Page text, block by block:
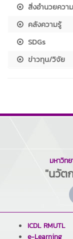
สิ่งอำนวยควา
คลังความรู้
SDGs
ข่าวทุน/วิจัย
มหาวิท
"นวัต
ICDL RMUTL
e-Learning